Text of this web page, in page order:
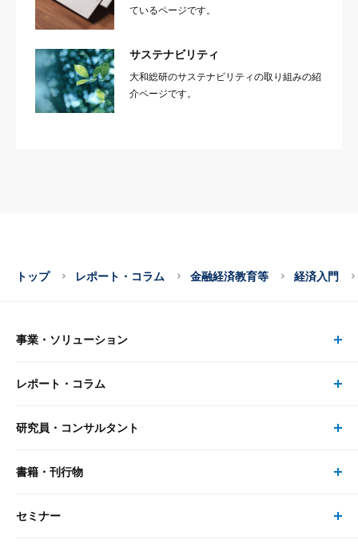
ているページです。
サステナビリティ
大和総研のサステナビリティの取り組みの紹
介ページです。
トップ レポート・コラム 金融経済教育等 経済入門
事業・ソリューション
事業・ソリューション トップ
リサーチ
レポート・コラム
レポート・コラム トップ
最新のレポート・コラム
研究員・コンサルタント
研究員・コンサルタント トップ
研究員
書籍・刊行物
書籍・刊行物 トップ
セミナー